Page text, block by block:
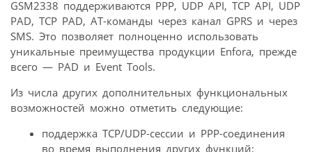
GSM2338 поддерживаются PPP, UDP API, TCP API, UDP
PAD, TCP PAD, AT-команды через канал GPRS и через
SMS. Это позволяет полноценно использовать
уникальные преимущества продукции Enfora, прежде
всего — PAD и Event Tools.
Из числа других дополнительных функциональных
возможностей можно отметить следующие:
поддержка TCP/UDP-сессии и PPP-соединения
во время выполнения других функций;